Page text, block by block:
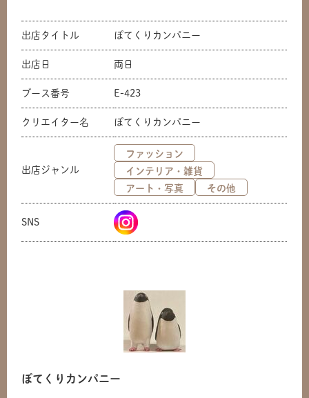
出店タイトル ぽてくりカンパニー
出店日 両日
ブース番号 E-423
クリエイター名 ぽてくりカンパニー
出店ジャンル
ファッション
インテリア・雑貨
アート・写真
その他
SNS
ぽてくりカンパニー